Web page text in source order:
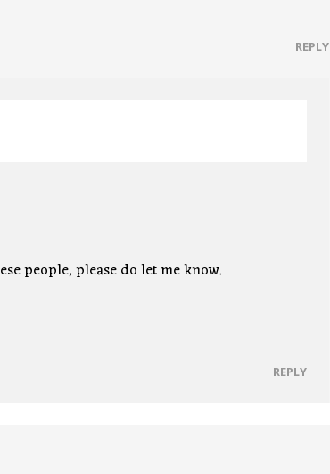
REPLY
people, please do let me know.
REPLY